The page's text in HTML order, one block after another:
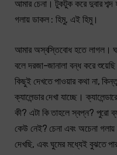
আমার চেনা। টুকটুক করে দুবার শব্দ
গলায় ডাকল : হিমু, এই হিমু।
আমার অস্বস্তিবোধ হতে লাগল।
বলে দরজা-জানালা বন্ধ করে
কিছুই দেখতে পাওয়ার কথা না,
ক্যালেন্ডার দেখা যাচ্ছে।
কী? এটা কি তাহলে স্বপ্ন? পুরো
কেউ নেই? চেনা এবং অচেনা
দেখছি, এবং ঘুমের মধ্যেই বুঝতে